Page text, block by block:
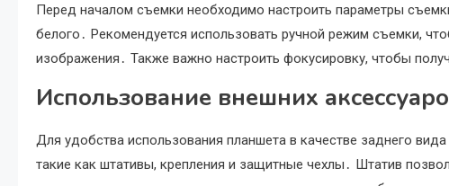
Перед началом съемки необходимо настроить параметры
белого․ Рекомендуется использовать ручной режим съемки,
изображения․ Также важно настроить фокусировку, чтобы
Использование внешних
Для удобства использования планшета в качестве заднего
такие как штативы, крепления и защитные чехлы․ Штатив